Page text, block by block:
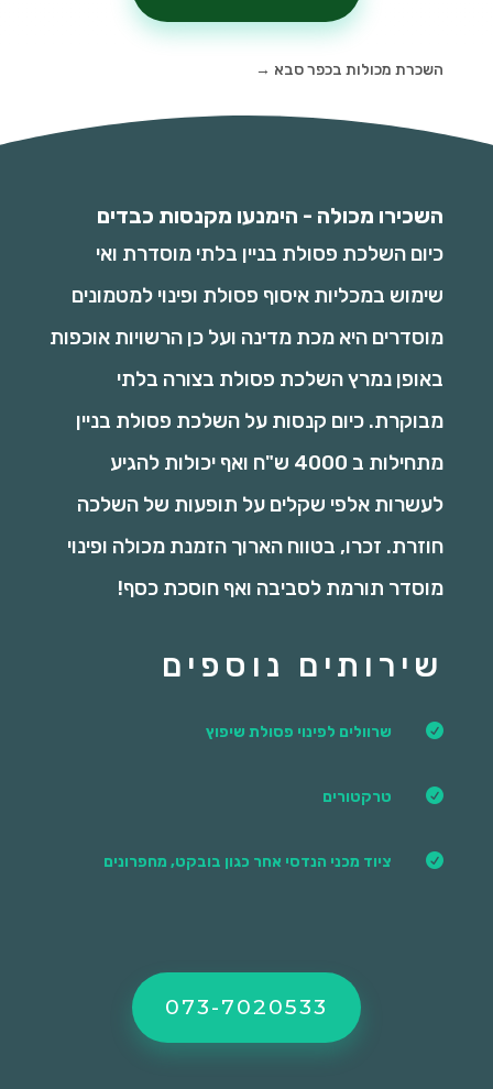
השכרת מכולות בכפר סבא →
השכירו מכולה - הימנעו מקנסות כבדים
כיום השלכת פסולת בניין בלתי מוסדרת ואי
שימוש במכליות איסוף פסולת ופינוי למטמונים
מוסדרים היא מכת מדינה ועל כן הרשויות אוכפות
באופן נמרץ השלכת פסולת בצורה בלתי
מבוקרת. כיום קנסות על השלכת פסולת בניין
מתחילות ב 4000 ש"ח ואף יכולות להגיע
לעשרות אלפי שקלים על תופעות של השלכה
חוזרת. זכרו, בטווח הארוך הזמנת מכולה ופינוי
מוסדר תורמת לסביבה ואף חוסכת כסף!
שירותים נוספים
 שרוולים לפינוי פסולת שיפוץ
 טרקטורים
 ציוד מכני הנדסי אחר כגון בובקט, מחפרונים
073-7020533